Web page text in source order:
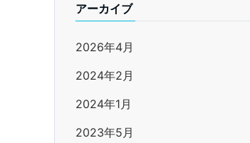
アーカイブ
2026年4月
2024年2月
2024年1月
2023年5月